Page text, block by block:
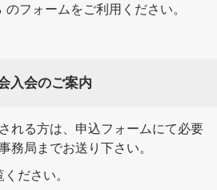
のフォームをご利用ください。
入会のご案内
れる方は、申込フォームにて必要
務局までお送り下さい。
ださい。